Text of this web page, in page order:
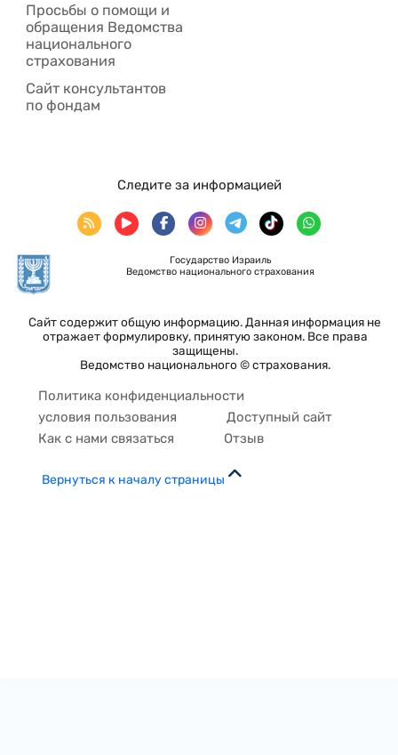
Просьбы о помощи и
обращения Ведомства
национального
страхования
Сайт консультантов
по фондам
Государство Израиль
Ведомство национального страхования
Сайт содержит общую информацию. Данная информация не
отражает формулировку, принятую законом. Все права
защищены.
Ведомство национального © страхования.
Следите за информацией
Политика конфиденциальности
условия пользования
Доступный сайт
Как с нами связаться
Отзыв
Вернуться к началу страницы